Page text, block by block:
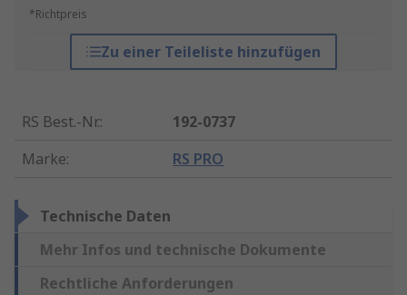
*Richtpreis
Zu einer Teileliste hinzufügen
RS Best.-Nr.:
192-0737
Marke: RS PRO
Technische Daten
Mehr Infos und technische Dokumente
Rechtliche Anforderungen